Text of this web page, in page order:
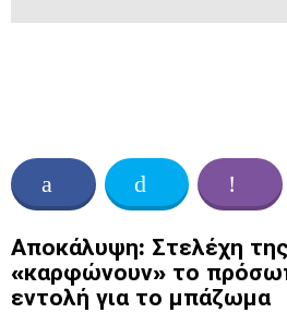
Αποκάλυψη: Στελέχη
«καρφώνουν» το
εντολή για το μπάζωμα